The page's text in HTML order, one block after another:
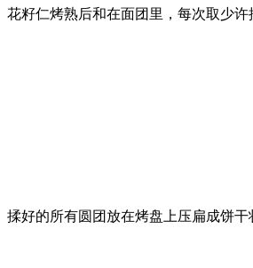
花籽仁烤熟后和在面团里，每次取少
揉好的所有圆团放在烤盘上压扁成饼干